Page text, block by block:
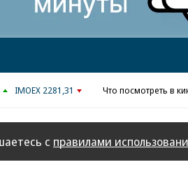
IMOEX 2281,31 Что посмотреть в
с правилами